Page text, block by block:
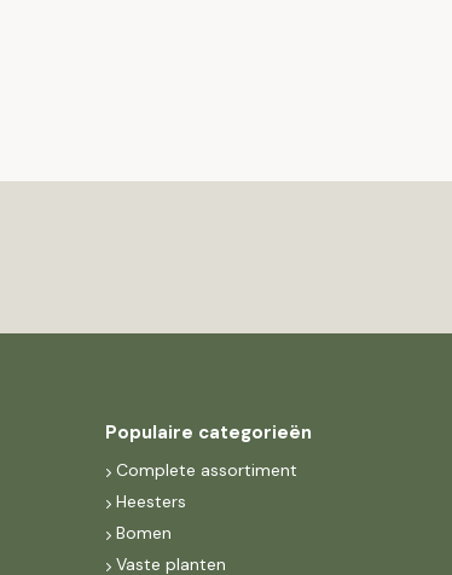
Populaire categorieën
Complete assortiment
Heesters
Bomen
Vaste planten